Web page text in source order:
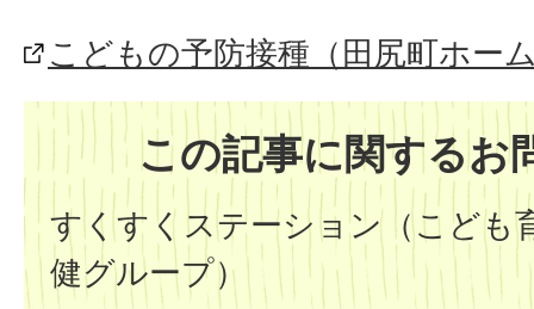
こどもの予防接種（田尻町ホー
この記事に関するお
すくすくステーション（こども
健グループ）